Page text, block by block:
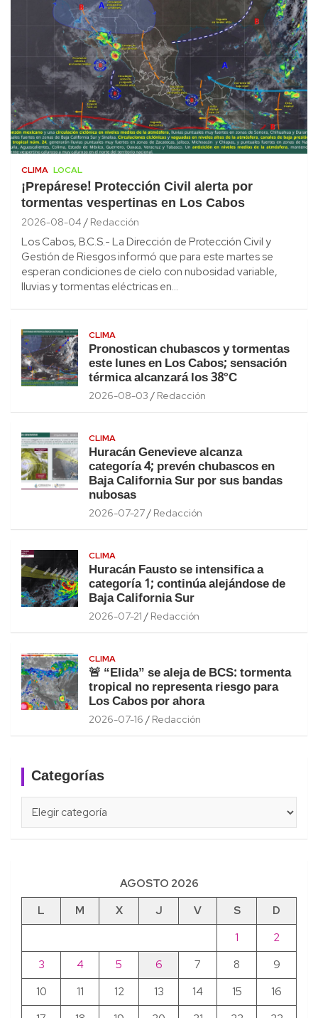
CLIMA LOCAL
¡Prepárese! Protección Civil alerta por
tormentas vespertinas en Los Cabos
2026-08-04 Redacción
Los Cabos, B.C.S.- La Dirección de Protección Civil y
Gestión de Riesgos informó que para este martes se
esperan condiciones de cielo con nubosidad variable,
lluvias y tormentas eléctricas en…
CLIMA
Pronostican chubascos y tormentas
este lunes en Los Cabos; sensación
térmica alcanzará los 38°C
2026-08-03 Redacción
CLIMA
Huracán Genevieve alcanza
categoría 4; prevén chubascos en
Baja California Sur por sus bandas
nubosas
2026-07-27 Redacción
CLIMA
Huracán Fausto se intensifica a
categoría 1; continúa alejándose de
Baja California Sur
2026-07-21 Redacción
CLIMA
🚨 “Elida” se aleja de BCS: tormenta
tropical no representa riesgo para
Los Cabos por ahora
2026-07-16 Redacción
Categorías
AGOSTO 2026
L
M X J V S
D
1
2
3
4 5 6 7 8
9
10
11 12 13 14 15
16